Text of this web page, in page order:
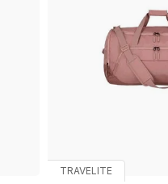
TRAVELITE